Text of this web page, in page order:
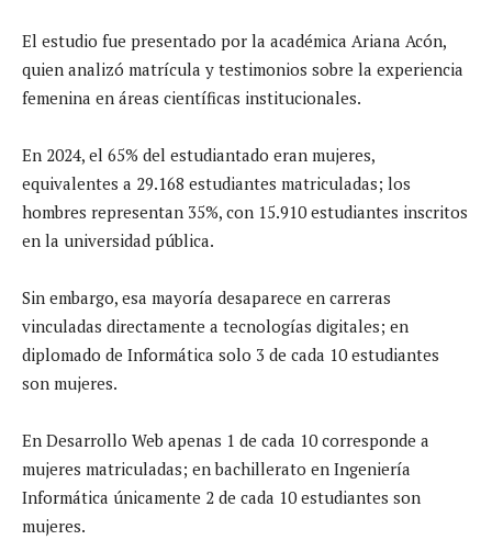
El estudio fue presentado por la académica Ariana Acón,
quien analizó matrícula y testimonios sobre la experiencia
femenina en áreas científicas institucionales.
En 2024, el 65% del estudiantado eran mujeres,
equivalentes a 29.168 estudiantes matriculadas; los
hombres representan 35%, con 15.910 estudiantes inscritos
en la universidad pública.
Sin embargo, esa mayoría desaparece en carreras
vinculadas directamente a tecnologías digitales; en
diplomado de Informática solo 3 de cada 10 estudiantes
son mujeres.
En Desarrollo Web apenas 1 de cada 10 corresponde a
mujeres matriculadas; en bachillerato en Ingeniería
Informática únicamente 2 de cada 10 estudiantes son
mujeres.